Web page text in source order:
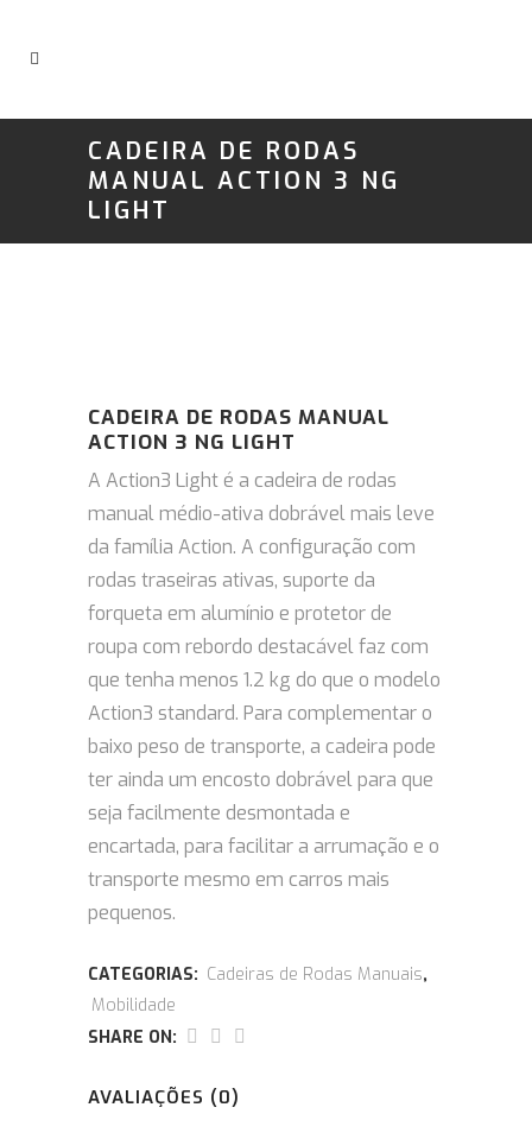
CADEIRA DE RODAS
MANUAL ACTION 3 NG
LIGHT
CADEIRA DE RODAS MANUAL
ACTION 3 NG LIGHT
A Action3 Light é a cadeira de rodas
manual médio-ativa dobrável mais leve
da família Action. A configuração com
rodas traseiras ativas, suporte da
forqueta em alumínio e protetor de
roupa com rebordo destacável faz com
que tenha menos 1.2 kg do que o modelo
Action3 standard. Para complementar o
baixo peso de transporte, a cadeira pode
ter ainda um encosto dobrável para que
seja facilmente desmontada e
encartada, para facilitar a arrumação e o
transporte mesmo em carros mais
pequenos.
CATEGORIAS: Cadeiras de Rodas Manuais,
Mobilidade
SHARE ON:
AVALIAÇÕES (0)